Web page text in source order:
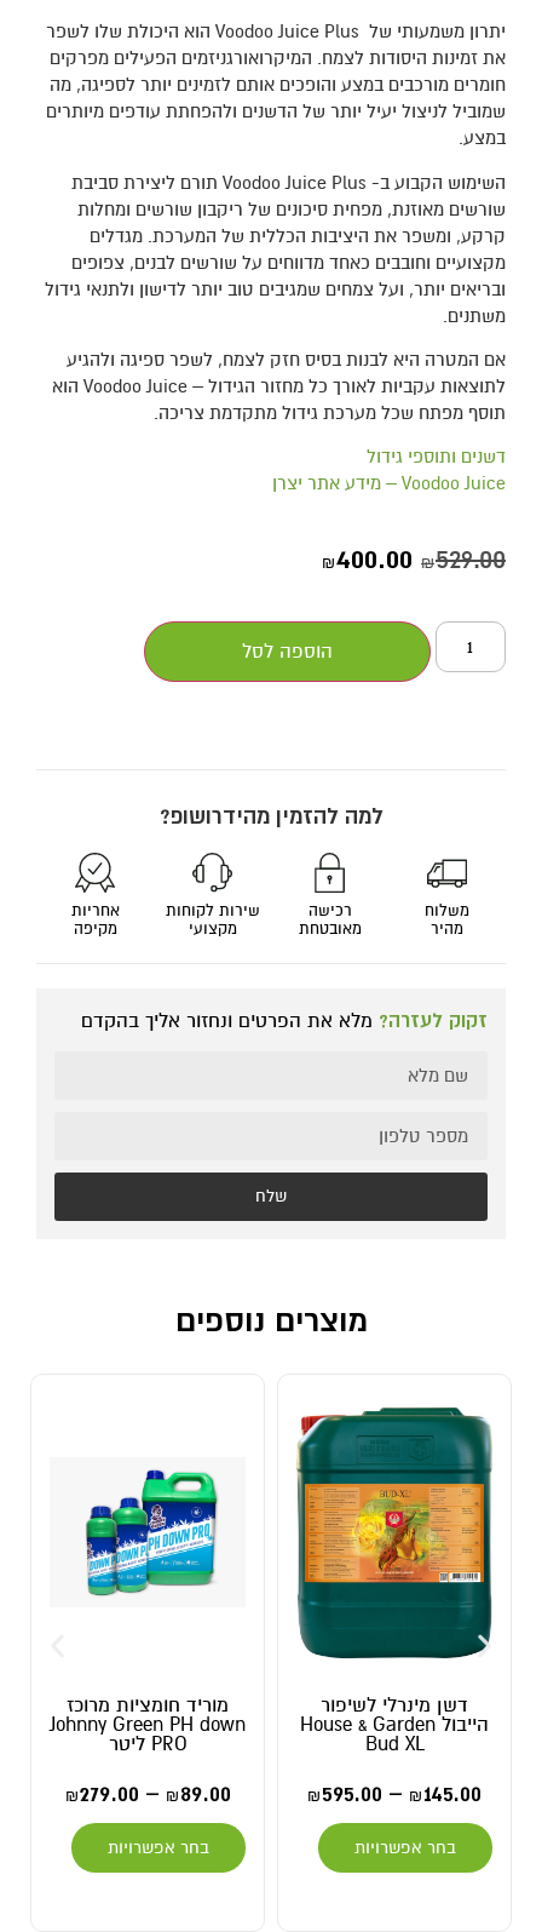
יתרון משמעותי של Voodoo Juice Plus הוא היכולת שלו לשפר
את זמינות היסודות לצמח. המיקרואורגניזמים הפעילים מפרקים
חומרים מורכבים במצע והופכים אותם לזמינים יותר לספיגה, מה
שמוביל לניצול יעיל יותר של הדשנים ולהפחתת עודפים מיותרים
במצע.
השימוש הקבוע ב- Voodoo Juice Plus תורם ליצירת סביבת
שורשים מאוזנת, מפחית סיכונים של ריקבון שורשים ומחלות
קרקע, ומשפר את היציבות הכללית של המערכת. מגדלים
מקצועיים וחובבים כאחד מדווחים על שורשים לבנים, צפופים
ובריאים יותר, ועל צמחים שמגיבים טוב יותר לדישון ולתנאי גידול
משתנים.
אם המטרה היא לבנות בסיס חזק לצמח, לשפר ספיגה ולהגיע
לתוצאות עקביות לאורך כל מחזור הגידול – Voodoo Juice הוא
תוסף מפתח שכל מערכת גידול מתקדמת צריכה.
דשנים ותוספי גידול
Voodoo Juice – מידע אתר יצרן
₪529.00
₪400.00
הוספה לסל
למה להזמין מהידרושופ?
משלוח
מהיר
רכישה
מאובטחת
שירות לקוחות
מקצועי
אחריות
מקיפה
זקוק לעזרה? מלא את הפרטים ונחזור אליך בהקדם
שלח
מוצרים נוספים
דשן מינרלי לשיפור
הייבול House & Garden
–
₪595.00
בחר אפשרויות
מוריד חומציות מרוכז
Johnny Green PH down
–
₪279.00
בחר אפשרויות